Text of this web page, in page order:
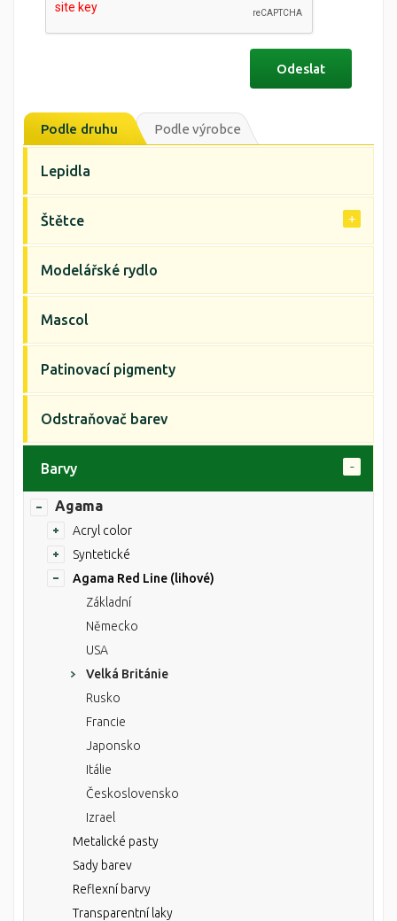
Podle druhu Podle výrobce
Lepidla
Štětce
Modelářské rydlo
Mascol
Patinovací pigmenty
Odstraňovač barev
Barvy
Agama
Acryl color
Syntetické
Agama Red Line (lihové)
Základní
Německo
USA
Velká Británie
Rusko
Francie
Japonsko
Itálie
Československo
Izrael
Metalické pasty
Sady barev
Reflexní barvy
Transparentní laky